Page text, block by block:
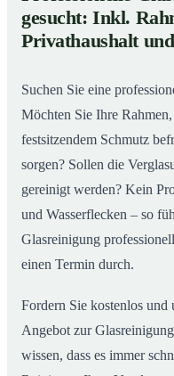
So sieht eine
wirklich aus
gesucht: Inkl.
Privathaushalt
Suchen Sie eine
Möchten Sie Ihre
festsitzendem Schmutz
sorgen? Sollen die
gereinigt werden? Kein
und Wasserflecken – so
Glasreinigung
einen Termin durch.
Fordern Sie kostenlos
Angebot zur
wissen, dass es immer